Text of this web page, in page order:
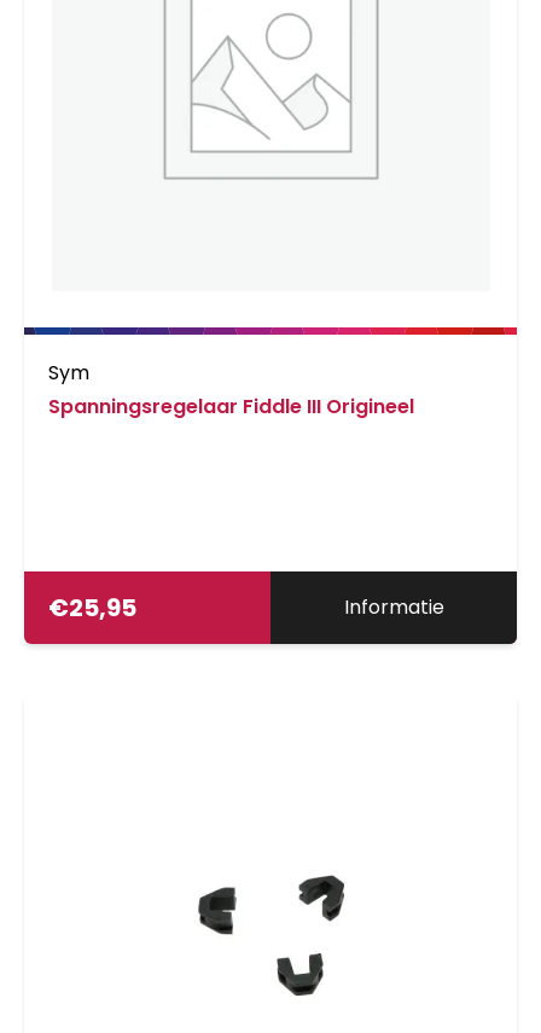
Sym
Spanningsregelaar Fiddle III Origineel
€25,95 Informatie